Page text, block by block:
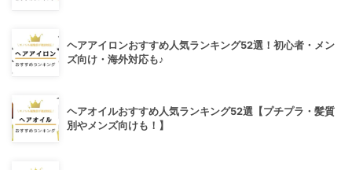
ヘアアイロンおすすめ人気ランキング52選！初心者・メン
ズ向け・海外対応も♪
ヘアオイルおすすめ人気ランキング52選【プチプラ・髪質
別やメンズ向けも！】